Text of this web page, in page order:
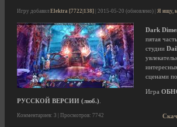
Игру добавил Elektra [7722|138] | 2015-05-20 (обновлено) | Я ищу,
Dark
пятая
студии
сценами
Игра
РУССКОЙ ВЕРСИИ (люб.)
Комментариев: 3 | Просмотров: 7742